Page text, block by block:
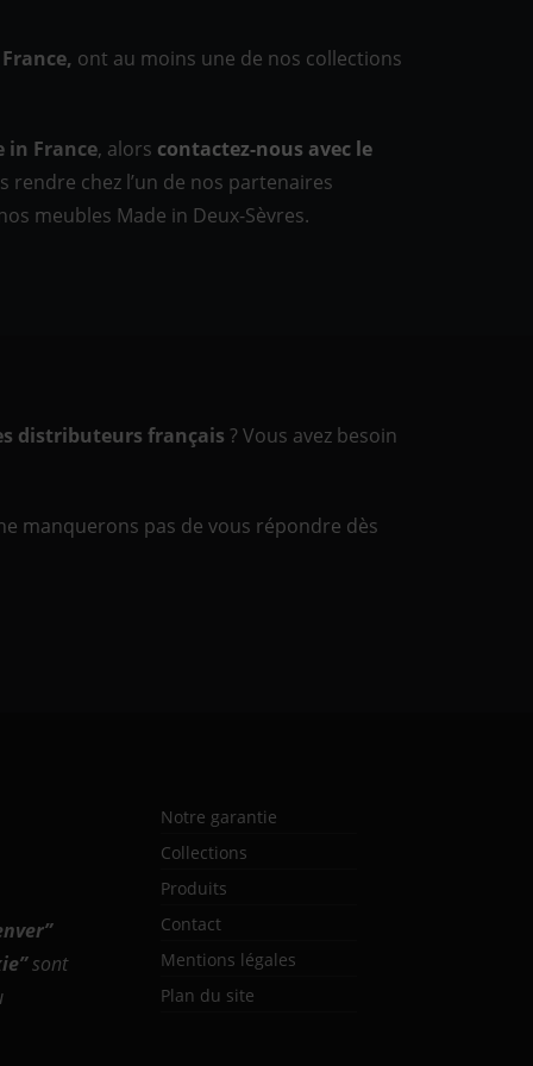
ont au moins une de nos collections
in France, alors contactez-nous avec le
chez l’un de nos partenaires
meubles Made in Deux-Sèvres.
distributeurs français ? Vous avez besoin
manquerons pas de vous répondre dès
”
”sont
Notre garantie
Collections
Produits
Contact
Mentions légales
Plan du site